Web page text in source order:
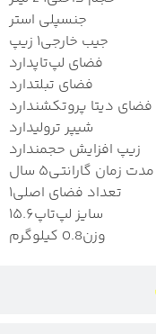
جنسپلی استر
جیب خارجی۱ زیپ
فضای لپ‌تاپدارد
فضای تبلتدارد
فضای دیتا پروتکشندارد
شیپر ترولیدارد
زیپ افزایش حجمندارد
مدت زمان گارانتی۵ سال
تعداد فضای اصلی۱
سایز لپ‌تاپ۱۵.۶
وزن0.8 کیلوگرم